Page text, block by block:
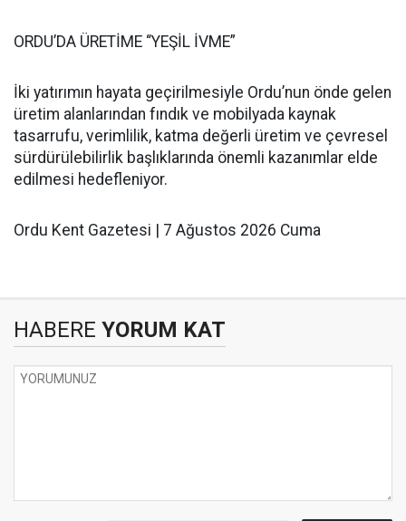
ORDU’DA ÜRETİME “YEŞİL İVME”
İki yatırımın hayata geçirilmesiyle Ordu’nun önde gelen
üretim alanlarından fındık ve mobilyada kaynak
tasarrufu, verimlilik, katma değerli üretim ve çevresel
sürdürülebilirlik başlıklarında önemli kazanımlar elde
edilmesi hedefleniyor.
Ordu Kent Gazetesi | 7 Ağustos 2026 Cuma
HABERE YORUM KAT